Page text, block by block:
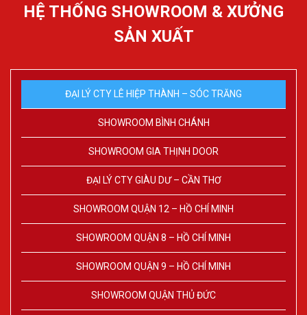
HỆ THỐNG SHOWROOM & XƯỞNG
SẢN XUẤT
ĐẠI LÝ CTY LÊ HIỆP THÀNH – SÓC TRĂNG
SHOWROOM BÌNH CHÁNH
SHOWROOM GIA THỊNH DOOR
ĐẠI LÝ CTY GIÀU DƯ – CẦN THƠ
SHOWROOM QUẬN 12 – HỒ CHÍ MINH
SHOWROOM QUẬN 8 – HỒ CHÍ MINH
SHOWROOM QUẬN 9 – HỒ CHÍ MINH
SHOWROOM QUẬN THỦ ĐỨC